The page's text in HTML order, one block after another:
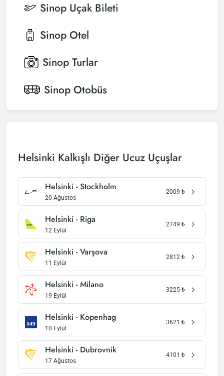
Sinop Uçak Bileti
Sinop Otel
Sinop Turlar
Sinop Otobüs
Helsinki Kalkışlı Diğer Ucuz Uçuşlar
Helsinki - Stockholm
20 Ağustos
2009 ₺
Helsinki - Riga
12 Eylül
2749 ₺
Helsinki - Varşova
11 Eylül
2812 ₺
Helsinki - Milano
19 Eylül
3225 ₺
Helsinki - Kopenhag
10 Eylül
3621 ₺
Helsinki - Dubrovnik
17 Ağustos
4101 ₺